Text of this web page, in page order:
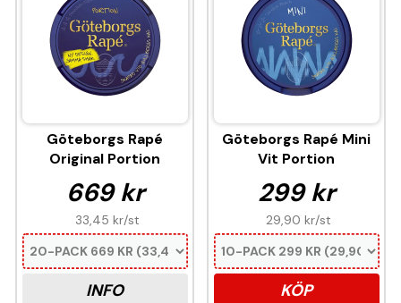
Göteborgs Rapé
Original Portion
669 kr
33,45 kr/st
INFO
Göteborgs Rapé Mini
Vit Portion
299 kr
29,90 kr/st
KÖP